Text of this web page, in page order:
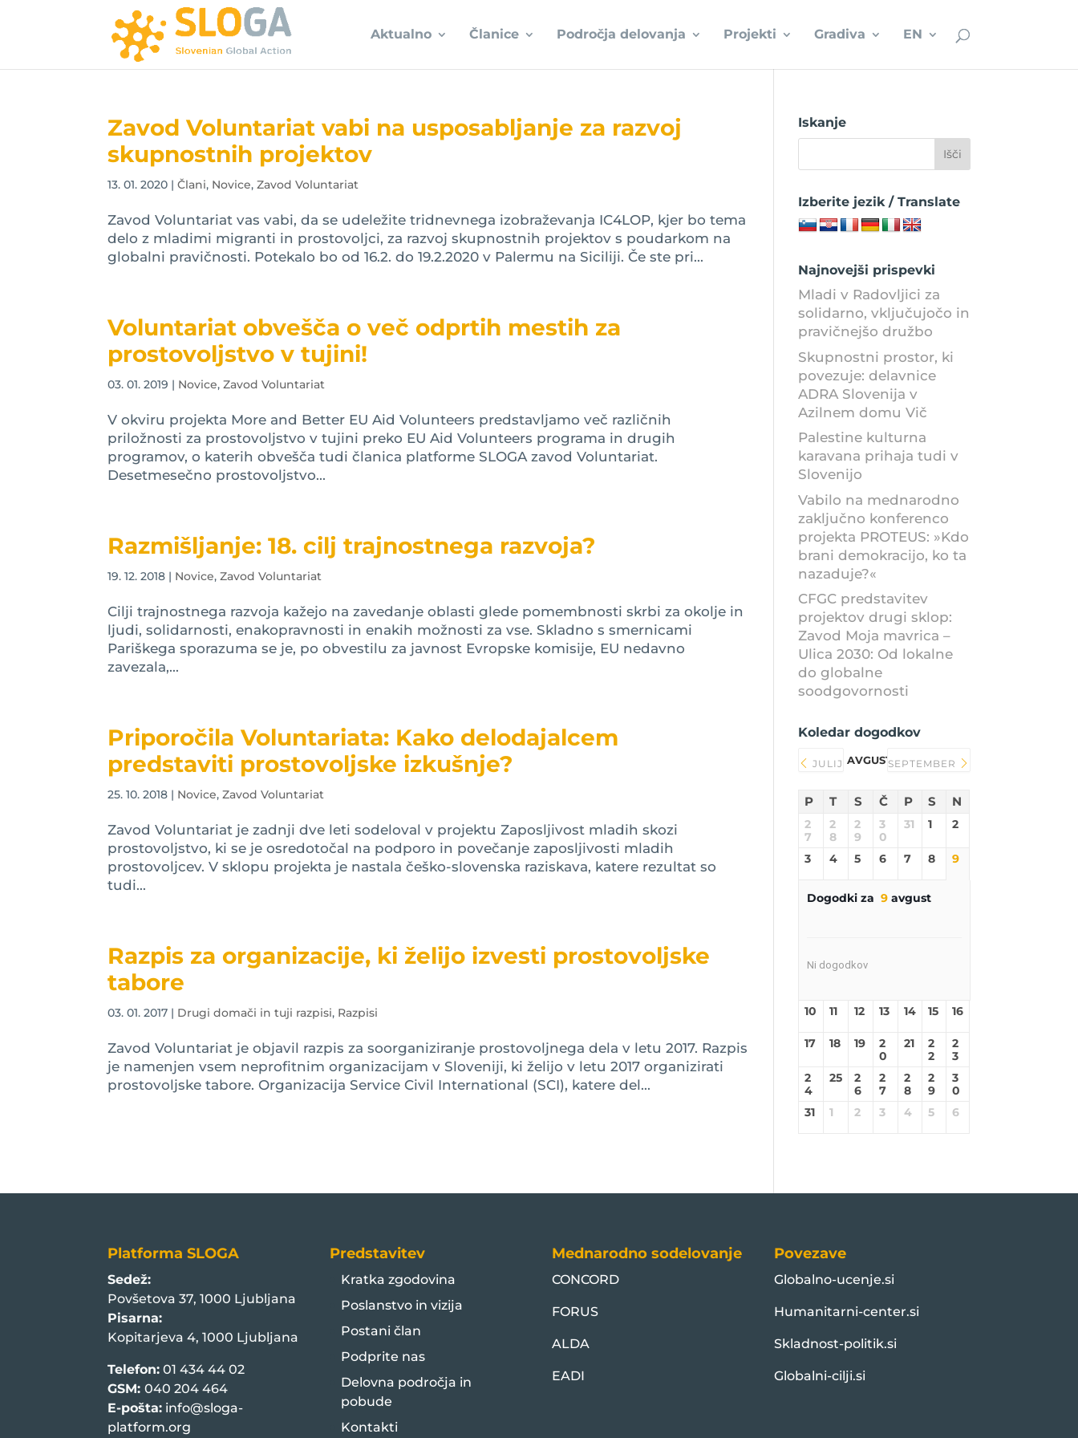
Aktualno Članice Področja delovanja Projekti Gradiva EN
Zavod Voluntariat vabi na usposabljanje za razvoj
skupnostnih projektov
13. 01. 2020 |Člani, Novice,Zavod Voluntariat
Zavod Voluntariat vas vabi, da se udeležite tridnevnega izobraževanja IC4LOP, kjer bo tema
delo z mladimi migranti in prostovoljci, za razvoj skupnostnih projektov s poudarkom na
globalni pravičnosti. Potekalo bo od 16.2. do 19.2.2020 v Palermu na Siciliji. Če ste pri...
Voluntariat obvešča o več odprtih mestih za
prostovoljstvo v tujini!
03. 01. 2019 | Novice,Zavod Voluntariat
V okviru projekta More and Better EU Aid Volunteers predstavljamo več različnih
priložnosti za prostovoljstvo v tujini preko EU Aid Volunteers programa in drugih
programov, o katerih obvešča tudi članica platforme SLOGA zavod Voluntariat.
Desetmesečno prostovoljstvo...
Razmišljanje: 18. cilj trajnostnega razvoja?
19. 12. 2018 | Novice,Zavod Voluntariat
Cilji trajnostnega razvoja kažejo na zavedanje oblasti glede pomembnosti skrbi za okolje in
ljudi, solidarnosti, enakopravnosti in enakih možnosti za vse. Skladno s smernicami
Pariškega sporazuma se je, po obvestilu za javnost Evropske komisije, EU nedavno
zavezala,...
Priporočila Voluntariata: Kako delodajalcem
predstaviti prostovoljske izkušnje?
25. 10. 2018 | Novice,Zavod Voluntariat
Zavod Voluntariat je zadnji dve leti sodeloval v projektu Zaposljivost mladih skozi
prostovoljstvo, ki se je osredotočal na podporo in povečanje zaposljivosti mladih
prostovoljcev. V sklopu projekta je nastala češko-slovenska raziskava, katere rezultat so
tudi...
Razpis za organizacije, ki želijo izvesti prostovoljske
tabore
03. 01. 2017 | Drugi domači in tuji razpisi, Razpisi
Zavod Voluntariat je objavil razpis za soorganiziranje prostovoljnega dela v letu 2017. Razpis
je namenjen vsem neprofitnim organizacijam v Sloveniji, ki želijo v letu 2017 organizirati
prostovoljske tabore. Organizacija Service Civil International (SCI), katere del...
Iskanje
Izberite jezik / Translate
Najnovejši prispevki
Mladi v Radovljici za
solidarno, vključujočo in
pravičnejšo družbo
Skupnostni prostor, ki
povezuje: delavnice
ADRA Slovenija v
Azilnem domu Vič
Palestine kulturna
karavana prihaja tudi v
Slovenijo
Vabilo na mednarodno
zaključno konferenco
projekta PROTEUS: »Kdo
brani demokracijo, ko ta
nazaduje?«
CFGC predstavitev
projektov drugi sklop:
Zavod Moja mavrica –
Ulica 2030: Od lokalne
do globalne
soodgovornosti
Koledar dogodkov
JULIJ AVGUST 2026SEPTEMBER
P T S Č P S N
2
7
2
8
2
9
3
0
31 1 2
3 4 5 6 7 8 9
Dogodki za 9avgust
Ni dogodkov
10 11 12 13 14 15 16
17 18 19
2
0
21
2
2
2
3
2
4
25
2
6
2
7
2
8
2
9
3
0
31
1 2 3 4 5 6
Platforma SLOGA
Sedež:
Povšetova 37, 1000 Ljubljana
Pisarna:
Kopitarjeva 4, 1000 Ljubljana
Telefon: 01 434 44 02
GSM:040 204 464
E-pošta: info@sloga-
platform.org
Predstavitev
Kratka zgodovina
Poslanstvo in vizija
Postani član
Podprite nas
Delovna področja in
pobude
Kontakti
Mednarodno sodelovanje
CONCORD
FORUS
ALDA
EADI
Povezave
Globalno-ucenje.si
Humanitarni-center.si
Skladnost-politik.si
Globalni-cilji.si